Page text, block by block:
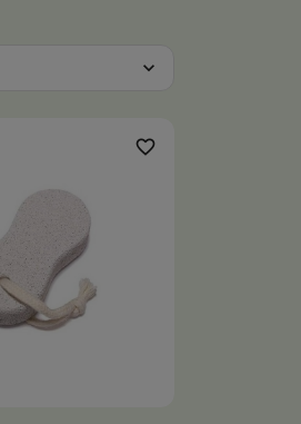
expand_more
favorite_border